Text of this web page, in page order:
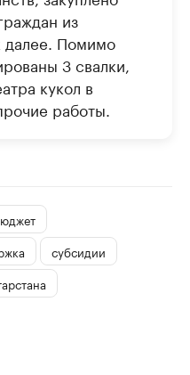
из
далее. Помимо
3 свалки,
кукол в
работы.
субсидии